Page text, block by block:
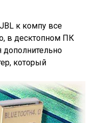
к компу все
в десктопном ПК
дополнительно
который